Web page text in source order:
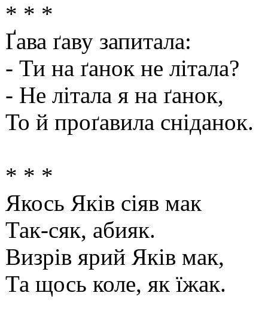
* * *
Ґава ґаву запитала:
- Ти на ґанок не літала?
- Не літала я на ґанок,
То й проґавила сніданок.
* * *
Якось Яків сіяв мак
Так-сяк, абияк.
Визрів ярий Яків мак,
Та щось коле, як їжак.